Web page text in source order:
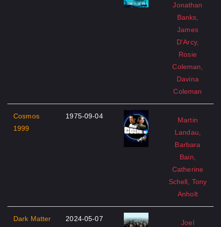
Jonathan
Banks,
James
D'Arcy,
Rosie
Coleman,
Davina
Coleman
Cosmos
1999
1975-09-04
Martin
Landau,
Barbara
Bain,
Catherine
Schell, Tony
Anholt
Dark Matter 2024-05-07
Joel